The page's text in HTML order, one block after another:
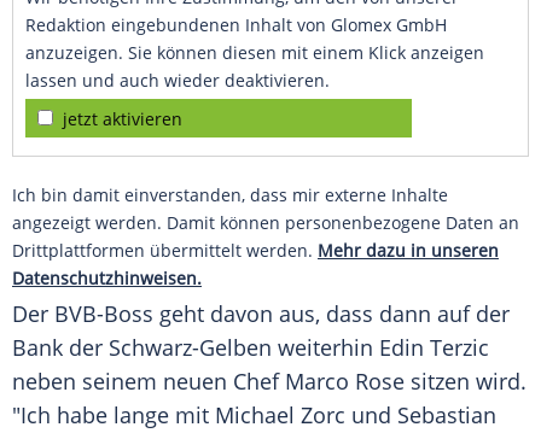
Redaktion eingebundenen Inhalt von Glomex GmbH
anzuzeigen. Sie können diesen mit einem Klick anzeigen
lassen und auch wieder deaktivieren.
jetzt aktivieren
Ich bin damit einverstanden, dass mir externe Inhalte
angezeigt werden. Damit können personenbezogene Daten an
Drittplattformen übermittelt werden. Mehr dazu in unseren
Datenschutzhinweisen.
Der BVB-Boss geht davon aus, dass dann auf der
Bank der Schwarz-Gelben weiterhin Edin Terzic
neben seinem neuen Chef Marco Rose sitzen wird.
"Ich habe lange mit Michael Zorc und Sebastian